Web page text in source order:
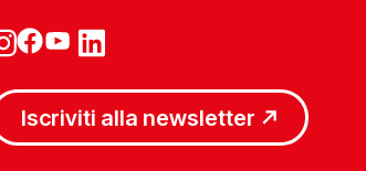
Iscriviti alla newsletter